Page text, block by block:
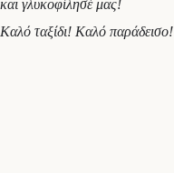
και γλυκοφίλησέ μας!
Καλό ταξίδι! Καλό παράδεισο!